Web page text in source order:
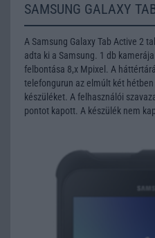
SAMSUNG GALAXY
A Samsung Galaxy Tab Active 2
adta ki a Samsung. 1 db
felbontása 8,x Mpixel. A
telefongurun az elmúlt két
készüléket. A felhasználói
pontot kapott. A készülék nem